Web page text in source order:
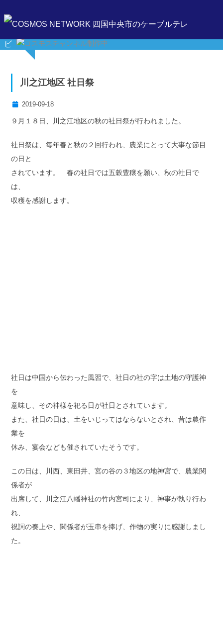
川之江地区 社日祭
2019-09-18
９月１８日、川之江地区の秋の社日祭が行われました。
社日祭は、毎年春と秋の２回行われ、農業にとって大事な節目
の日と
されています。 春の社日では五穀豊穣を願い、秋の社日で
は、
収穫を感謝します。
社日は中国から伝わった風習で、社日の社の字は土地の守護神
を
意味し、その神様を祀る日が社日とされています。
また、社日の日は、土をいじってはならないとされ、昔は農作
業を
休み、宴会なども催されていたそうです。
この日は、川西、東田井、宮の谷の３地区の地神宮で、農業関
係者が
出席して、川之江八幡神社の竹内宮司により、神事が執り行わ
れ、
祝詞の奏上や、関係者が玉串を捧げ、作物の実りに感謝しまし
た。